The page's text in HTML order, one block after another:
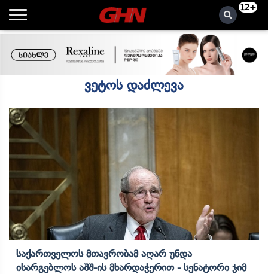
12+
ვეტოს დაძლევა
Საქართველოს Მთავრობამ Აღარ Უნდა
Ისარგებლოს Აშშ-Ის Მხარდაჭერით - Სენატორი Ჯიმ